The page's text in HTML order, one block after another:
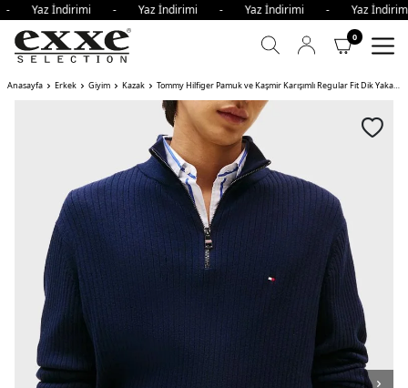
Yaz İndirimi - Yaz İndirimi - Yaz İndirimi - Yaz
0
Anasayfa Erkek Giyim Kazak Tommy Hilfiger Pamuk ve Kaşmir Karışımlı Regular Fit Dik Yaka Erkek Kazak